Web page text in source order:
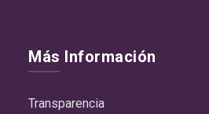
Más Información
Transparencia